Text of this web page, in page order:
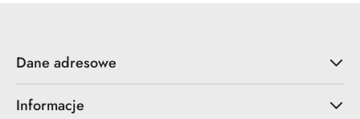
Dane adresowe
Informacje